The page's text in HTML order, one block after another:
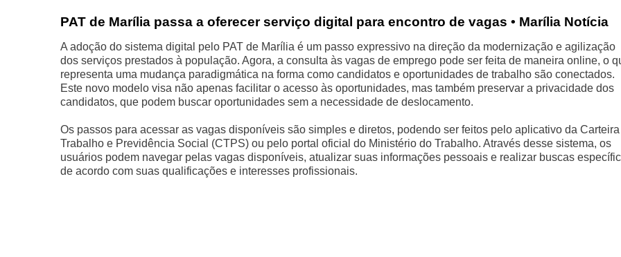
PAT de Marília passa a oferecer serviço digital para encontro de vagas • Marília Notícia
A adoção do sistema digital pelo PAT de Marília é um passo expressivo na direção da modernização e agilização
dos serviços prestados à população. Agora, a consulta às vagas de emprego pode ser feita de maneira online, o
representa uma mudança paradigmática na forma como candidatos e oportunidades de trabalho são conectados.
Este novo modelo visa não apenas facilitar o acesso às oportunidades, mas também preservar a privacidade dos
candidatos, que podem buscar oportunidades sem a necessidade de deslocamento.
Os passos para acessar as vagas disponíveis são simples e diretos, podendo ser feitos pelo aplicativo da
Trabalho e Previdência Social (CTPS) ou pelo portal oficial do Ministério do Trabalho. Através desse sistema, os
usuários podem navegar pelas vagas disponíveis, atualizar suas informações pessoais e realizar buscas
de acordo com suas qualificações e interesses profissionais.